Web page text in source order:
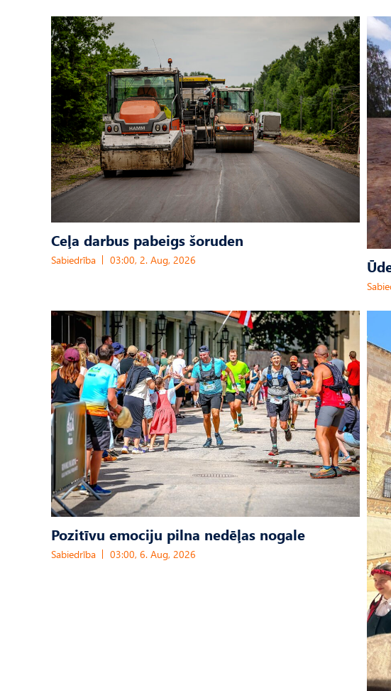
Ceļa darbus pabeigs šoruden
Sabiedrība 03:00, 2. Aug, 2026
Pozitīvu emociju pilna nedēļas nogale
Sabiedrība 03:00, 6. Aug, 2026